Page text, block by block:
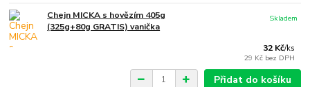
Chejn MICKA s hovězím 405g
(325g+80g GRATIS) vanička
32 Kč/ks
29 Kč bez DPH
Skladem
Přidat do košíku